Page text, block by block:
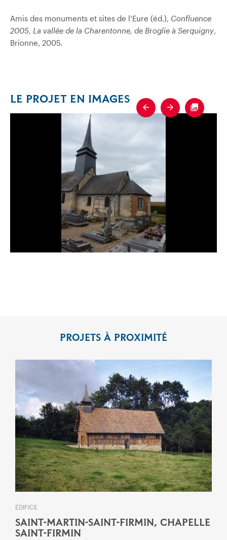
Amis des monuments et sites de l’Eure (éd.), Confluence
2005, La vallée de la Charentonne, de Broglie à Serquigny,
Brionne, 2005.
LE PROJET EN IMAGES
Previous
Next
PROJETS À PROXIMITÉ
ÉDIFICE
SAINT-MARTIN-SAINT-FIRMIN, CHAPELLE
SAINT-FIRMIN